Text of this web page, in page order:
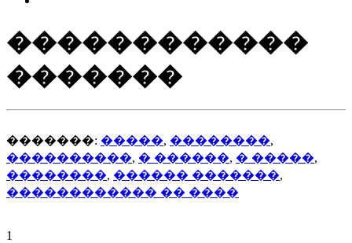
������������
�������
�������: �����, ��������,
����������, � ������, � �����,
��������, ������ �������,
������������ �� ����
1